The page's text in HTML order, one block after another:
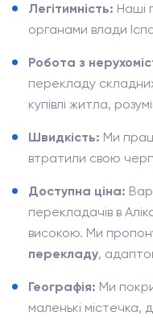
Легітимність: Наші
органами влади
Робота з
перекладу
купівлі житла,
Швидкість: Ми
втратили свою
Доступна ціна:
перекладачів в
високою. Ми
перекладу,
Географія: Ми
маленькі